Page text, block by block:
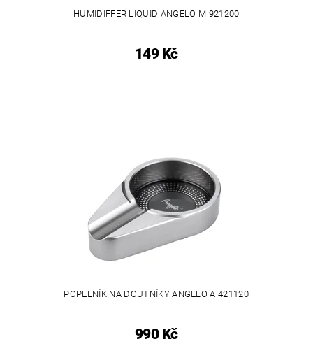
HUMIDIFFER LIQUID ANGELO M 921200
149 Kč
POPELNÍK NA DOUTNÍKY ANGELO A 421120
990 Kč